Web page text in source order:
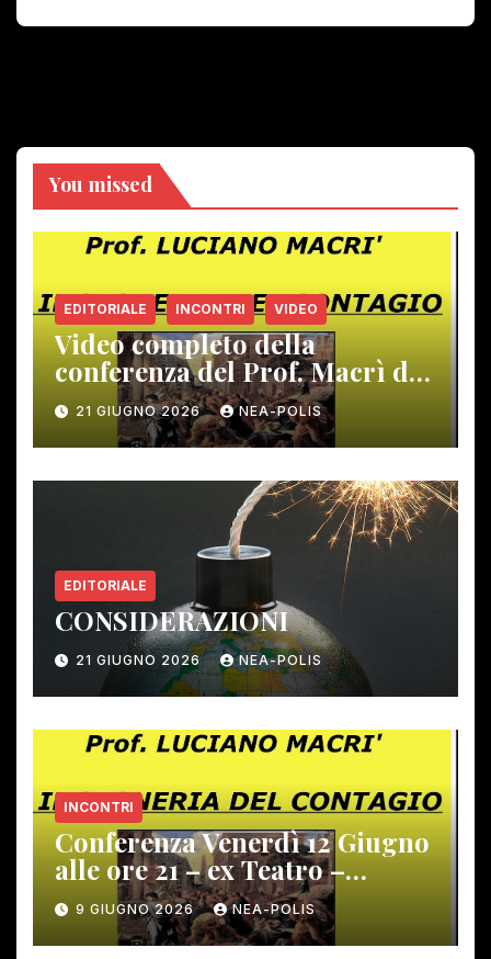
You missed
EDITORIALE INCONTRI VIDEO
Video completo della
conferenza del Prof. Macrì del
12 giugno scorso
21 GIUGNO 2026 NEA-POLIS
EDITORIALE
CONSIDERAZIONI
21 GIUGNO 2026 NEA-POLIS
INCONTRI
Conferenza Venerdì 12 Giugno
alle ore 21 – ex Teatro –
Gambassi Terme –
9 GIUGNO 2026 NEA-POLIS